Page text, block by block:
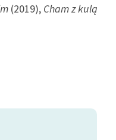
(2019), Cham z kulą
wykształcenie
liczne
literackie,
nominacje do